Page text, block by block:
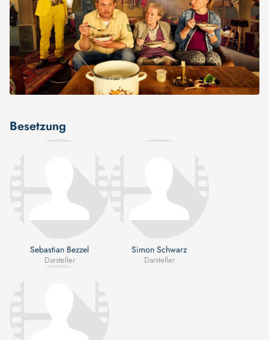
Besetzung
Sebastian Bezzel
Darsteller
Simon Schwarz
Darsteller